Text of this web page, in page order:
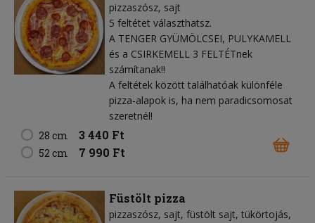
pizzaszósz sajt
5 feltétet választhatsz.
A TENGER GYÜMÖLCSEI, PULYKAMELL
és a CSIRKEMELL 3 FELTÉTnek
számítanak!!
A feltétek között találhatóak különféle
pizza-alapok is, ha nem paradicsomosat
szeretnél!
28 cm
3 440 Ft
52 cm 7 990 Ft
Füstölt pizza
pizzaszósz sajt füstölt sajt tükörtojás